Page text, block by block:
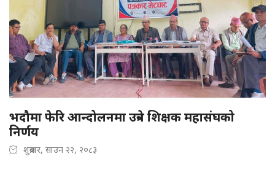
भदौमा फेरि आन्दोलनमा उत्रने शिक्षक महासंघको
निर्णय
शुक्रबार, साउन २२, २०८३